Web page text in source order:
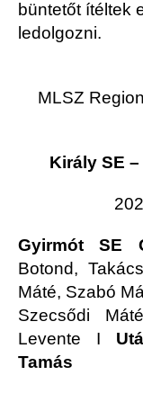
büntetőt ítéltek
ledolgozni.
MLSZ
Király SE
Gyirmót SE
Botond,
Máté, Szabó
Szecsődi
Levente
I
Tamás